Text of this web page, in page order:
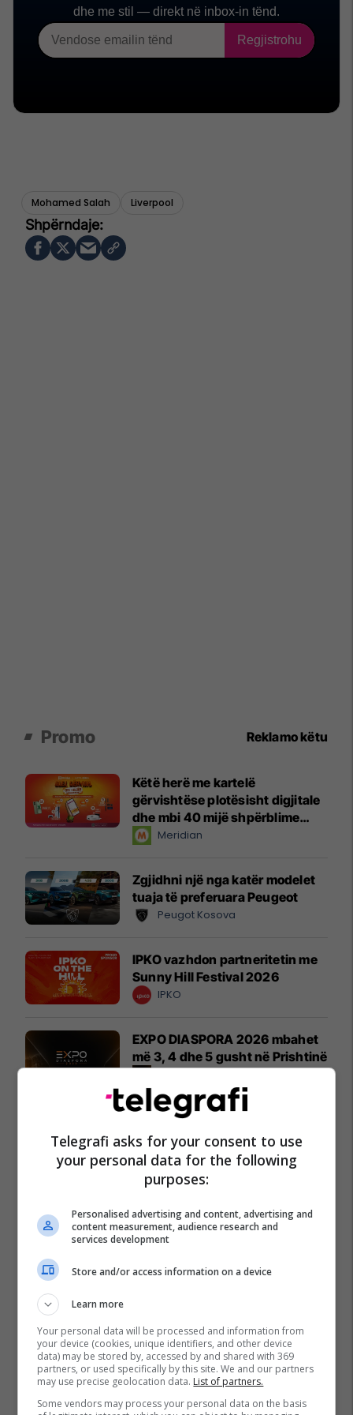
Mohamed Salah Liverpool
Promo Reklamo këtu
Këtë herë me kartelë
gërvishtëse plotësisht digjitale
dhe mbi 40 mijë shpërblime
instant!Meridian
Zgjidhni një nga katër modelet
tuaja të preferuara Peugeot
Peugot Kosova
IPKO vazhdon partneritetin me
Sunny Hill Festival 2026
IPKO
EXPO DIASPORA 2026 mbahet
më 3, 4 dhe 5 gusht në Prishtinë
Telegrafi asks for your consent to use
your personal data for the following
purposes:
Personalised advertising and content, advertising and
content measurement, audience research and
services development
Store and/or access information on a device
Learn more
Your personal data will be processed and information from
your device (cookies, unique identifiers, and other device
data) may be stored by, accessed by and shared with 369
partners, or used specifically by this site. We and our partners
may use precise geolocation data. List of partners.
Some vendors may process your personal data on the basis